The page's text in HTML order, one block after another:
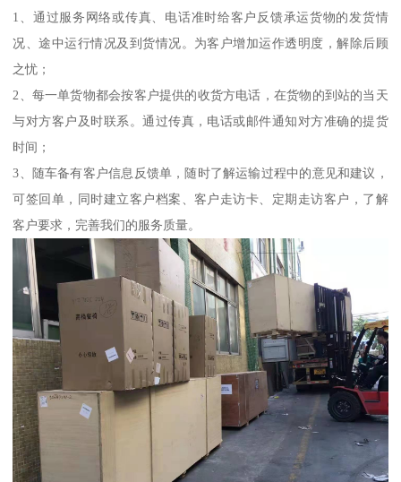
1、通过服务网络或传真、电话准时给客户反馈承运货物的发货情
况、途中运行情况及到货情况。为客户增加运作透明度，解除后顾
之忧；
2、每一单货物都会按客户提供的收货方电话，在货物的到站的当天
与对方客户及时联系。通过传真，电话或邮件通知对方准确的提货
时间；
3、随车备有客户信息反馈单，随时了解运输过程中的意见和建议，
可签回单，同时建立客户档案、客户走访卡、定期走访客户，了解
客户要求，完善我们的服务质量。